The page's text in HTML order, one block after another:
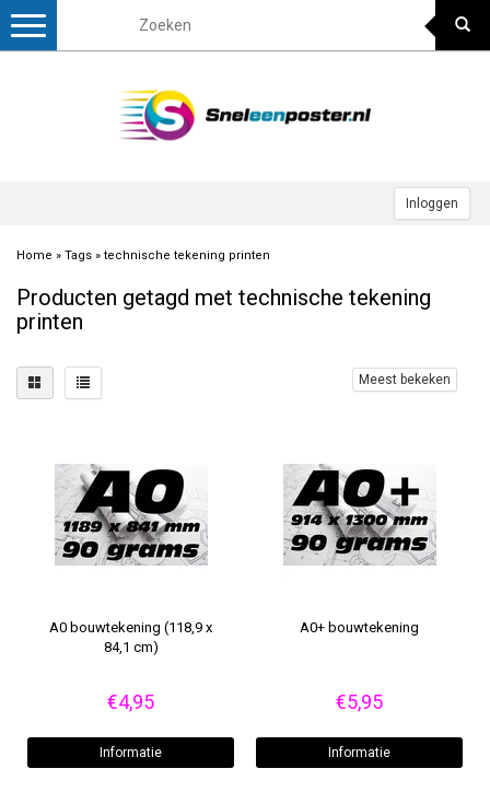
Inloggen
Toggle
Home » Tags » technische tekening printen
Producten getagd met technische tekening
printen
Meest bekeken
A0 bouwtekening (118,9 x
84,1 cm)
€4,95
Informatie
A0+ bouwtekening
€5,95
Informatie